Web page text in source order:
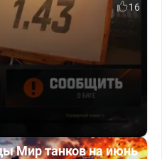
16
Мир танков на июнь